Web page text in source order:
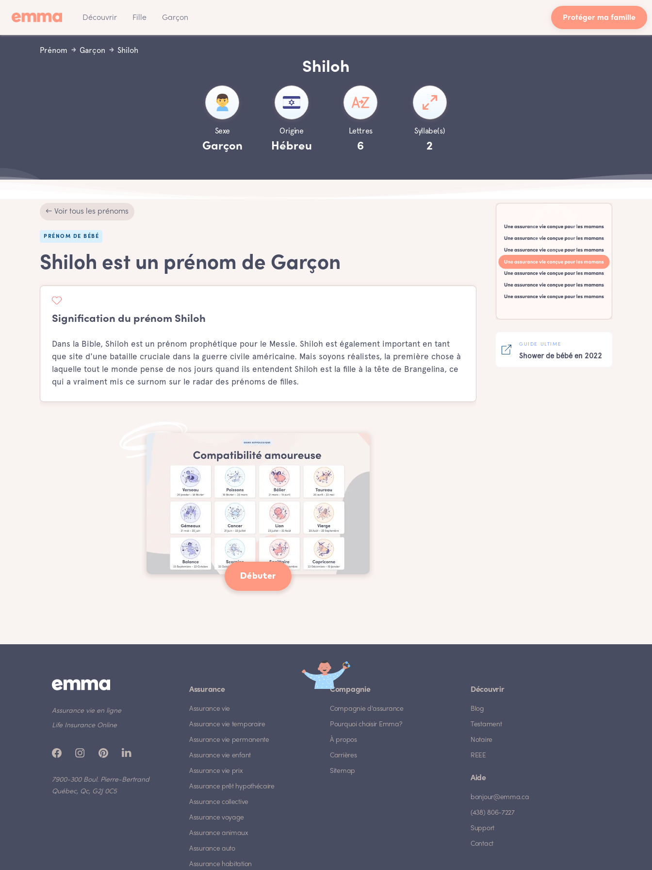
Découvrir Fille Garçon Protéger ma famille
Prénom Garçon Shiloh
Shiloh
Sexe
Garçon
Origine
Hébreu
Lettres
6
Syllabe(s)
2
← Voir tous les prénoms
PRÉNOM DE BÉBÉ
Shiloh est un prénom de Garçon
Signification du prénom Shiloh
Dans la Bible, Shiloh est un prénom prophétique pour le Messie. Shiloh est également important en tant
que site d'une bataille cruciale dans la guerre civile américaine. Mais soyons réalistes, la première chose à
laquelle tout le monde pense de nos jours quand ils entendent Shiloh est la fille à la tête de Brangelina, ce
qui a vraiment mis ce surnom sur le radar des prénoms de filles.
Débuter
GUIDE ULTIME
Shower de bébé en 2022
Assurance vie en ligne
Life Insurance Online
7900-300 Boul. Pierre-Bertrand
Québec, Qc, G2J 0C5
Assurance
Assurance vie
Assurance vie temporaire
Assurance vie permanente
Assurance vie enfant
Assurance vie prix
Assurance prêt hypothécaire
Assurance collective
Assurance voyage
Assurance animaux
Assurance auto
Assurance habitation
Compagnie
Compagnie d'assurance
Pourquoi choisir Emma?
À propos
Carrières
Sitemap
Découvrir
Blog
Testament
Notaire
REEE
Aide
bonjour@emma.ca
(438) 806-7227
Support
Contact